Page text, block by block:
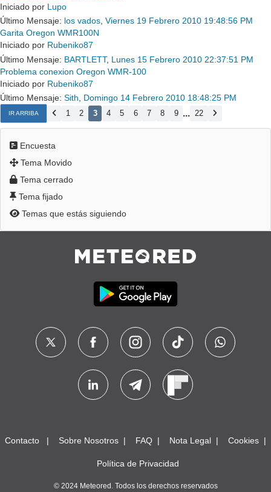
Iniciado por Lupo
Último Mensaje: los vados Viernes 19 Febrero 2010 19:48:56 PM
Garita Oregon WMR100N
Iniciado por Rubeniko87
Último Mensaje: BARTLETT, Lunes 15 Febrero 2010 22:37:51 PM
Problema conexion Oregon WMR-100
Iniciado por Rubeniko87
Último Mensaje: Sith, Domingo 14 Febrero 2010 18:48:25 PM
IR ARRIBA 1 2 3 4 5 6 7 8 9 ... 22
Encuesta
Tema Movido
Tema cerrado
Tema fijado
Temas que estás siguiendo
Contacto Sobre Nosotros FAQ Nota Legal Cookies
Política de Privacidad
© 2024 Meteored. Todos los derechos reservados